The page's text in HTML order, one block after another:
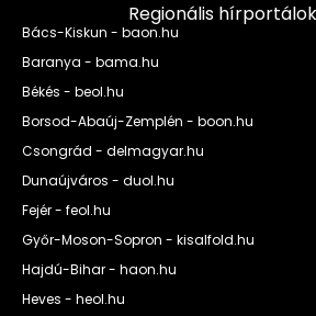
Regionális hírportálok
Bács-Kiskun - baon.hu
Baranya - bama.hu
Békés - beol.hu
Borsod-Abaúj-Zemplén - boon.hu
Csongrád - delmagyar.hu
Dunaújváros - duol.hu
Fejér - feol.hu
Győr-Moson-Sopron - kisalfold.hu
Hajdú-Bihar - haon.hu
Heves - heol.hu